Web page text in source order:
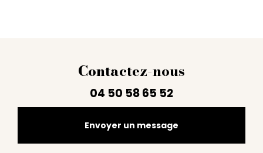
Contactez-nous
04 50 58 65 52
Envoyer un message